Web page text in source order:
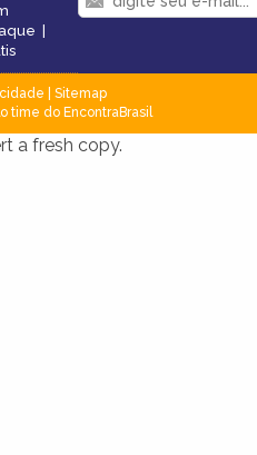
|
Sitemap
time do EncontraBrasil
a fresh copy.